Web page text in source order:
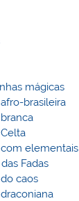
mágicas
brasileira
elementais
Fadas
caos